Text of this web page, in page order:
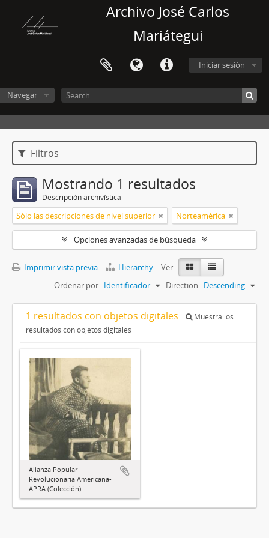
Archivo José Carlos
Mariátegui
Iniciar sesión
Navegar
Filtros
Mostrando 1 resultados
Descripción archivística
Sólo las descripciones de nivel superior Norteamérica
Opciones avanzadas de búsqueda
Imprimir vista previa Hierarchy
Ver :
Ordenar por: Identificador Direction: Descending
1 resultados con objetos digitales
Muestra los
resultados con objetos digitales
Alianza Popular
Revolucionaria Americana-
APRA (Colección)